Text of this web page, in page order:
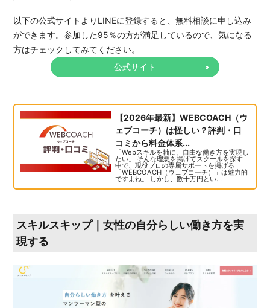
以下の公式サイトよりLINEに登録すると、無料相談に申し込み
ができます。参加した95％の方が満足しているので、気になる
方はチェックしてみてください。
公式サイト
【2026年最新】WEBCOACH（ウ
ェブコーチ）は怪しい？評判・口
コミから料金体系...
「Webスキルを軸に、自由な働き方を実現し
たい」 そんな理想を掲げてスクールを探す
中で、現役プロの専属サポートを掲げる
「WEBCOACH（ウェブコーチ）」は魅力的
ですよね。 しかし、数十万円とい...
スキルスキップ｜女性の自分らしい働き方を実
現する